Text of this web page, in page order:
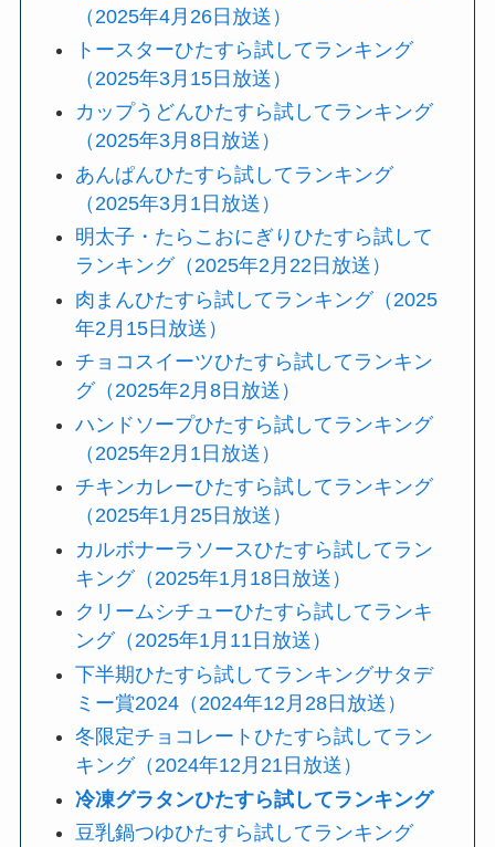
（2025年4月26日放送）
トースターひたすら試してランキング
（2025年3月15日放送）
カップうどんひたすら試してランキング
（2025年3月8日放送）
あんぱんひたすら試してランキング
（2025年3月1日放送）
明太子・たらこおにぎりひたすら試して
ランキング（2025年2月22日放送）
肉まんひたすら試してランキング（2025
年2月15日放送）
チョコスイーツひたすら試してランキン
グ（2025年2月8日放送）
ハンドソープひたすら試してランキング
（2025年2月1日放送）
チキンカレーひたすら試してランキング
（2025年1月25日放送）
カルボナーラソースひたすら試してラン
キング（2025年1月18日放送）
クリームシチューひたすら試してランキ
ング（2025年1月11日放送）
下半期ひたすら試してランキングサタデ
ミー賞2024（2024年12月28日放送）
冬限定チョコレートひたすら試してラン
キング（2024年12月21日放送）
冷凍グラタンひたすら試してランキング
豆乳鍋つゆひたすら試してランキング